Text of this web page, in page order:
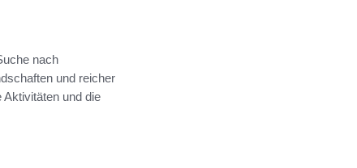
nach
und reicher
und die